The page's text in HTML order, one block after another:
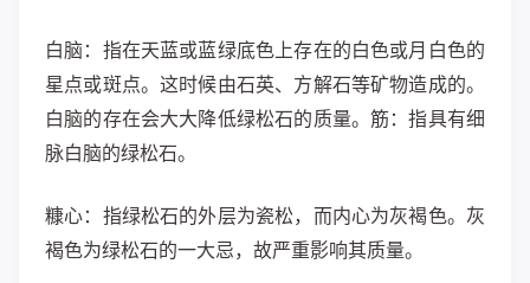
白脑：指在天蓝或蓝绿底色上存在的白色或月白色的
星点或斑点。这时候由石英、方解石等矿物造成的。
白脑的存在会大大降低绿松石的质量。筋：指具有细
脉白脑的绿松石。
糠心：指绿松石的外层为瓷松，而内心为灰褐色。灰
褐色为绿松石的一大忌，故严重影响其质量。